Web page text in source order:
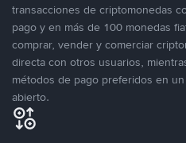
transacciones de criptomonedas
pago y en más de 100 monedas
comprar, vender y comerciar
directa con otros usuarios,
métodos de pago preferidos en
abierto.